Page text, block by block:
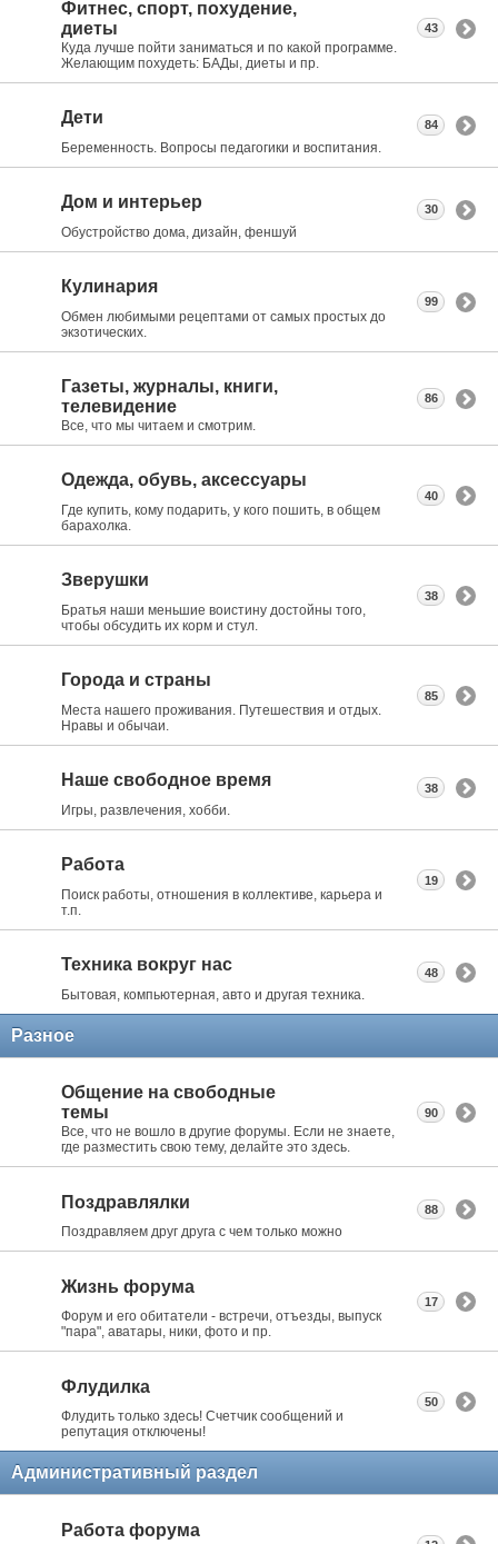
Фитнес, спорт, похудение,
диеты
Куда лучше пойти заниматься и по какой программе.
Желающим похудеть: БАДы, диеты и пр.
43
Дети
Беременность. Вопросы педагогики и воспитания.
84
Дом и интерьер
Обустройство дома, дизайн, феншуй
30
Кулинария
Обмен любимыми рецептами от самых простых до
экзотических.
99
Газеты, журналы, книги,
телевидение
Все, что мы читаем и смотрим.
86
Одежда, обувь, аксессуары
Где купить, кому подарить, у кого пошить, в общем
барахолка.
40
Зверушки
Братья наши меньшие воистину достойны того,
чтобы обсудить их корм и стул.
38
Города и страны
Места нашего проживания. Путешествия и отдых.
Нравы и обычаи.
85
Наше свободное время
Игры, развлечения, хобби.
38
Работа
Поиск работы, отношения в коллективе, карьера и
т.п.
19
Техника вокруг нас
Бытовая, компьютерная, авто и другая техника.
48
Разное
Общение на свободные
темы
Все, что не вошло в другие форумы. Если не знаете,
где разместить свою тему, делайте это здесь.
90
Поздравлялки
Поздравляем друг друга с чем только можно
88
Жизнь форума
Форум и его обитатели - встречи, отъезды, выпуск
"пара", аватары, ники, фото и пр.
17
Флудилка
Флудить только здесь! Счетчик сообщений и
репутация отключены!
50
Административный раздел
Работа форума